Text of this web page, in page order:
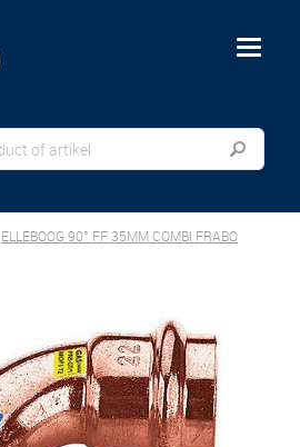
menu
ELLEBOOG 90° FF 35MM COMBI FRABO